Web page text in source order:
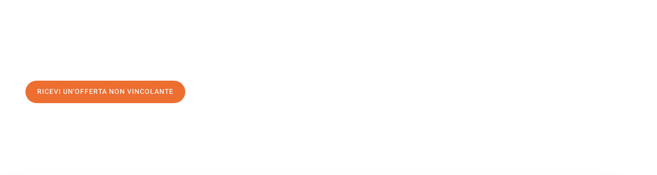
RICEVI UN'OFFERTA NON VINCOLANTE